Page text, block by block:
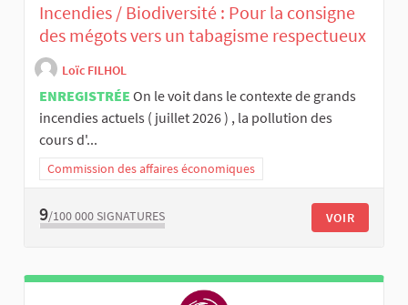
Incendies / Biodiversité : Pour la consigne
des mégots vers un tabagisme respectueux
Loïc FILHOL
ENREGISTRÉE On le voit dans le contexte de grands
incendies actuels ( juillet 2026 ) , la pollution des
cours d'...
Commission des affaires économiques
9/100 000 SIGNATURES VOIR